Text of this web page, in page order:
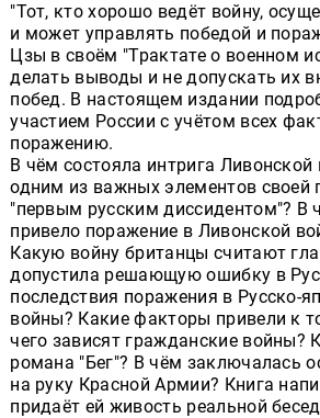
"Тот, кто хорошо ведёт войну,
и может управлять победой и
Цзы в своём "Трактате о военном
делать выводы и не допускать их
побед. В настоящем издании
участием России с учётом всех
поражению.
В чём состояла интрига
одним из важных элементов своей
"первым русским диссидентом"? В
привело поражение в Ливонской
Какую войну британцы считают
допустила решающую ошибку в
последствия поражения в Русско-
войны? Какие факторы привели к
чего зависят гражданские войны?
романа "Бег"? В чём заключалась
на руку Красной Армии? Книга
придаёт ей живость реальной